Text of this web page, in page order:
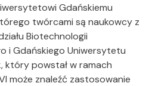
Gdańskiemu
twórcami są naukowcy z
Biotechnologii
i Gdańskiego Uniwersytetu
który powstał w ramach
może znaleźć zastosowanie